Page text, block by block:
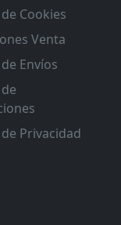
Cookies
Venta
Envíos
Privacidad